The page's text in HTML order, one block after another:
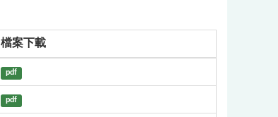
檔案下載
pdf
pdf